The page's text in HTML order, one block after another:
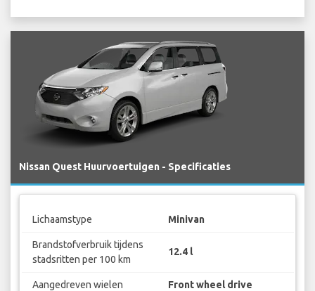
Nissan Quest Huurvoertuigen - Specificaties
Lichaamstype Minivan
Brandstofverbruik tijdens
stadsritten per 100 km
12.4 l
Aangedreven wielen Front wheel drive